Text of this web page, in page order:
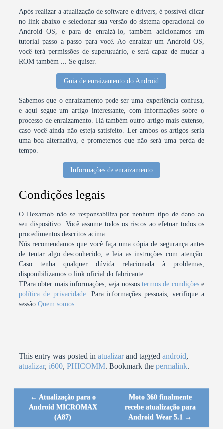
Após realizar a atualização de software e drivers, é possível clicar
no link abaixo e selecionar sua versão do sistema operacional do
Android OS, e para de enraizá-lo, também adicionamos um
tutorial passo a passo para você. Ao enraizar um Android OS,
você terá permissões de superusuário, e será capaz de mudar a
ROM também ... Se quiser.
Guia de enraizamento do Android
Sabemos que o enraizamento pode ser uma experiência confusa,
e aqui segue um artigo interessante, com informações sobre o
processo de enraizamento. Há também outro artigo mais extenso,
caso você ainda não esteja satisfeito. Ler ambos os artigos seria
uma boa alternativa, e prometemos que não será uma perda de
tempo.
Informações de enraizamento
Condições legais
O Hexamob não se responsabiliza por nenhum tipo de dano ao
seu dispositivo. Você assume todos os riscos ao efetuar todos os
procedimentos descritos acima.
Nós recomendamos que você faça uma cópia de segurança antes
de tentar algo desconhecido, e leia as instruções com atenção.
Caso tenha qualquer dúvida relacionada à problemas,
disponibilizamos o link oficial do fabricante.
TPara obter mais informações, veja nossos termos de condiçõese
política de privacidade. Para informações pessoais, verifique a
sessãoQuem somos.
This entry was posted inatualizarand taggedandroid,
atualizar,i600,PHICOMM. Bookmark thepermalink.
Post navigation
← Atualização para o
Android MICROMAX
(A87)
Moto 360 finalmente
recebe atualização para
Android Wear 5.1 →